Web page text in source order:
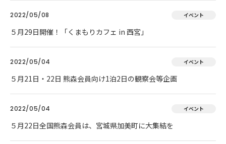
2022/05/08 イベント
５月29日開催！「くまもりカフェ in 西宮」
2022/05/04 イベント
５月21日・22日 熊森会員向け1泊2日の観察会等企画
2022/05/04 イベント
５月22日全国熊森会員は、宮城県加美町に大集結を